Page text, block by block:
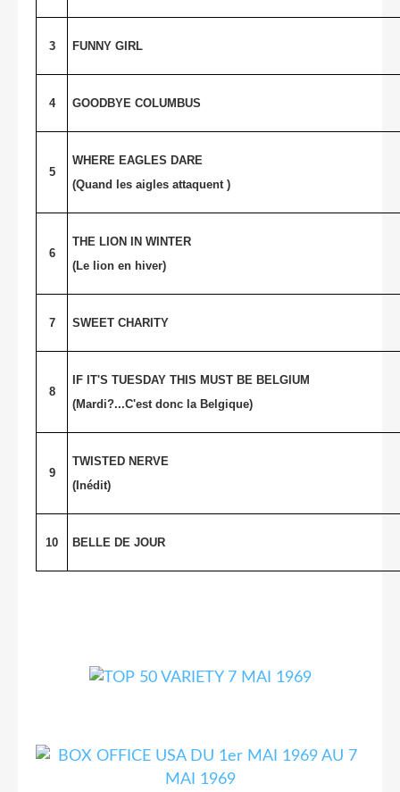
3 FUNNY GIRL
4 GOODBYE COLUMBUS
5
WHERE EAGLES DARE
(Quand les aigles attaquent )
6
THE LION IN WINTER
(Le lion en hiver)
7 SWEET CHARITY
8
IF IT'S TUESDAY THIS MUST BE BELGIUM
(Mardi?...C'est donc la Belgique)
9
TWISTED NERVE
(Inédit)
10 BELLE DE JOUR